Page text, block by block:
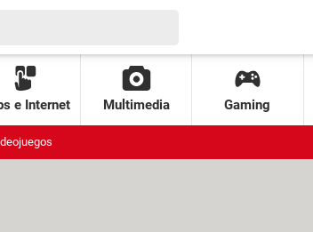
e Internet Multimedia Gaming